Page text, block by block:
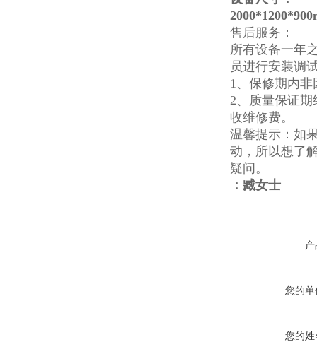
售后服务：
所有设备一年
员进行安装调
1、保修期内
2、质量保证
收维修费。
温馨提示：如
动，所以想了
疑问。
：臧女士
您的单
您的姓